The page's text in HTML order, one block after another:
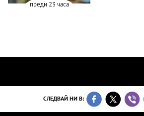
преди 23 часа
СЛЕДВАЙ НИ В: